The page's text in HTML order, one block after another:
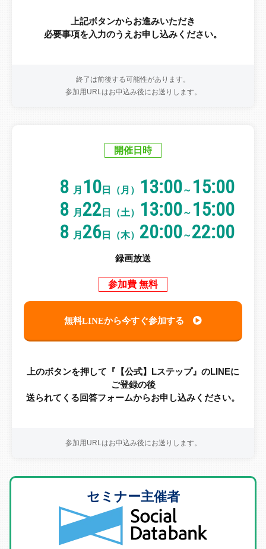
上記ボタンからお進みいただき
必要事項を入力のうえお申し込みください。
終了は前後する可能性があります。
参加用URLはお申込み後にお送りします。
開催日時
8 月 10日（月） 13:00～ 15:00
8 月 22日（土） 13:00～ 15:00
8 月 26日（木） 20:00～22:00
録画放送
参加費 無料
無料LINEから今すぐ参加する
上のボタンを押して『【公式】Lステップ』のLINEに
ご登録の後
送られてくる回答フォームからお申し込みください。
参加用URLはお申込み後にお送りします。
セミナー主催者